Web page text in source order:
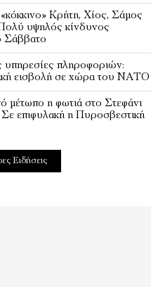
Κρήτη, Χίος, Σάμος
Πολύ υψηλός κίνδυνος
Σάββατο
υπηρεσίες πληροφοριών:
εισβολή σε χώρα του ΝΑΤΟ
μέτωπο η φωτιά στο Στεφάνι
επιφυλακή η Πυροσβεστική
Ειδήσεις